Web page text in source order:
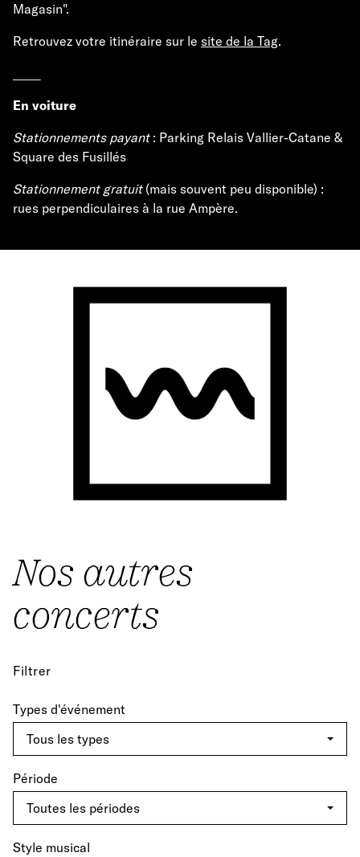
Magasin".
Retrouvez votre itinéraire sur le site de la Tag.
En voiture
Stationnements payant: Parking Relais Vallier-Catane &
Square des Fusillés
Stationnement gratuit(mais souvent peu disponible) :
rues perpendiculaires à la rue Ampère.
Nos autres
concerts
Filtrer
Types d'événement
Période
Style musical